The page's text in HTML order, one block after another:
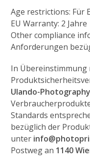
Age restrictions: Für
EU Warranty: 2 Jahre
Other compliance
Anforderungen
In Übereinstimmung
Ulando-Photography
Standards
bezüglich der
unter
Postweg an 1140